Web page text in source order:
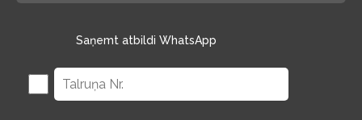
Saņemt atbildi WhatsApp